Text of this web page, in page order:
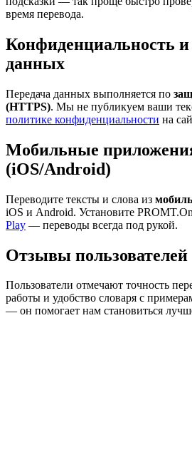
время перевода.
Конфиденциальность и
данных
Передача данных выполняется по
(HTTPS). Мы не публикуем ваши
политике конфиденциальности на
Мобильные
(iOS/Android)
Переводите тексты и слова из
iOS и Android. Установите
Play — переводы всегда под рукой.
Отзывы пользователей
Пользователи отмечают точность
работы и удобство словаря с
— он помогает нам становиться